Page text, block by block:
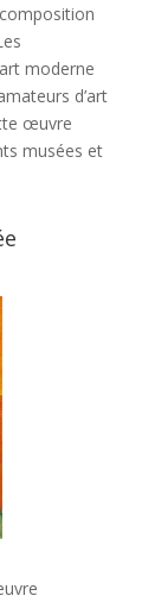
moderne
d’art
œuvre
musées et